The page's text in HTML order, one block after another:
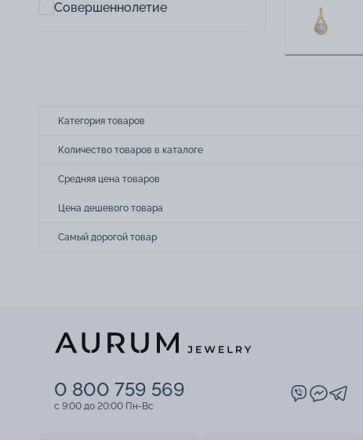
Совершеннолетие
Категория товаров
Количество товаров в каталоге
Средняя цена товаров
Цена дешевого товара
Самый дорогой товар
0 800 759 569
c 9:00 до 20:00 Пн-Вс